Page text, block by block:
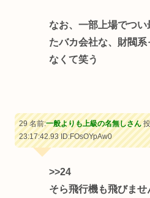
なお、一部上場でつ
たバカ会社な、財閥
なくて笑う
29 名前:一般よりも上級の名無しさん
23:17:42.93ID:FOsOYpAw0
>>24
そら飛行機も飛びませ